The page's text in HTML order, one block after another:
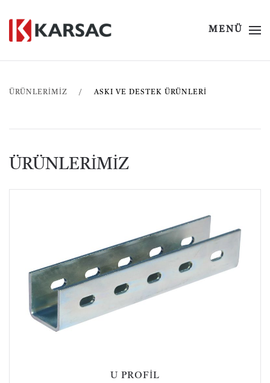
MENÜ
ÜRÜNLERİMİZ ASKI VE DESTEK ÜRÜNLERI
ÜRÜNLERİMİZ
U PROFIL